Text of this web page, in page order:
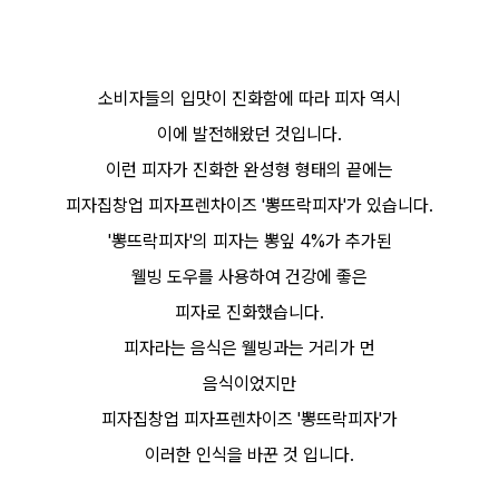
소비자들의 입맛이 진화함에 따라 피자 역시
이에 발전해왔던 것입니다.
이런 피자가 진화한 완성형 형태의 끝에는
피자집창업 피자프렌차이즈 '뽕뜨락피자'가 있습니다.
'뽕뜨락피자'의 피자는 뽕잎 4%가 추가된
웰빙 도우를 사용하여 건강에 좋은
피자로 진화했습니다.
피자라는 음식은 웰빙과는 거리가 먼
음식이었지만
피자집창업 피자프렌차이즈 '뽕뜨락피자'가
이러한 인식을 바꾼 것 입니다.